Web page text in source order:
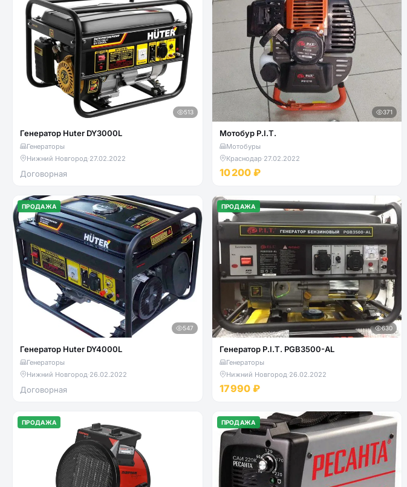
513
Генератор Huter DY3000L
Генераторы
Нижний Новгород·27.02.2022
Договорная
371
Мотобур P.I.T.
Мотобуры
Краснодар·27.02.2022
10 200 ₽
ПРОДАЖА
547
Генератор Huter DY4000L
Генераторы
Нижний Новгород·26.02.2022
Договорная
ПРОДАЖА
630
Генератор P.I.T. PGB3500-AL
Генераторы
Нижний Новгород·26.02.2022
17 990 ₽
ПРОДАЖА ПРОДАЖА